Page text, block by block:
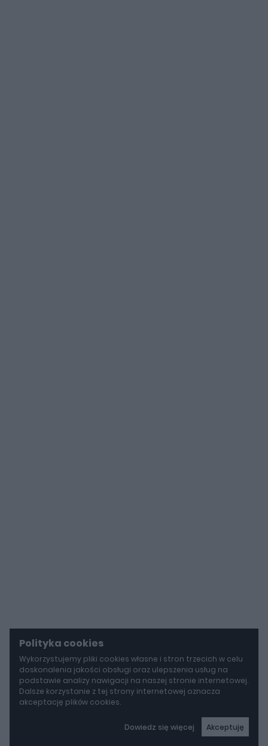
Polityka cookies
Wykorzystujemy pliki cookies własne i stron trzecich w celu
doskonalenia jakości obsługi oraz ulepszenia usług na
podstawie analizy nawigacji na naszej stronie internetowej.
Dalsze korzystanie z tej strony internetowej oznacza
akceptację plików cookies.
Dowiedz się więcej Akceptuję